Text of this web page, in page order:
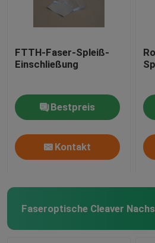
FTTH-Faser-Spleiß-
Einschließung
Bestpreis
Kontakt
Faseroptische Cleaver